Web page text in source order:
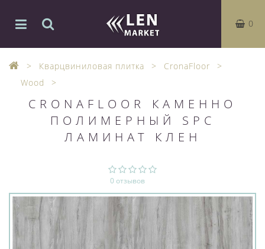
0
Кварцвиниловая плитка
CronaFloor
Wood
CRONAFLOOR КАМЕННО
ПОЛИМЕРНЫЙ SPC
ЛАМИНАТ КЛЕН
0 отзывов